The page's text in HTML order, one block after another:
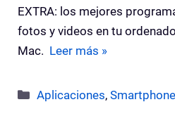
EXTRA: los mejores
fotos y videos en tu
Mac. Leer más »
Categorías
Aplicaciones,